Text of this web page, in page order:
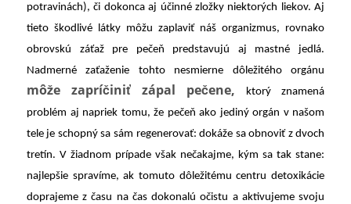
potravinách), či dokonca aj účinné zložky niektorých liekov. Aj
tieto škodlivé látky môžu zaplaviť náš organizmus, rovnako
obrovskú záťaž pre pečeň predstavujú aj mastné jedlá.
Nadmerné zaťaženie tohto nesmierne dôležitého orgánu
môže zapríčiniť zápal pečene, ktorý znamená
problém aj napriek tomu, že pečeň ako jediný orgán v našom
tele je schopný sa sám regenerovať: dokáže sa obnoviť z dvoch
tretín. V žiadnom prípade však nečakajme, kým sa tak stane:
najlepšie spravíme, ak tomuto dôležitému centru detoxikácie
doprajeme z času na čas dokonalú očistu a aktivujeme svoju